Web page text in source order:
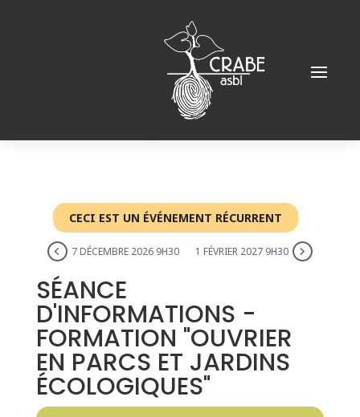
CECI EST UN ÉVÉNEMENT RÉCURRENT
7 DÉCEMBRE 2026 9H30 1 FÉVRIER 2027 9H30
SÉANCE
D'INFORMATIONS -
FORMATION "OUVRIER
EN PARCS ET JARDINS
ÉCOLOGIQUES"